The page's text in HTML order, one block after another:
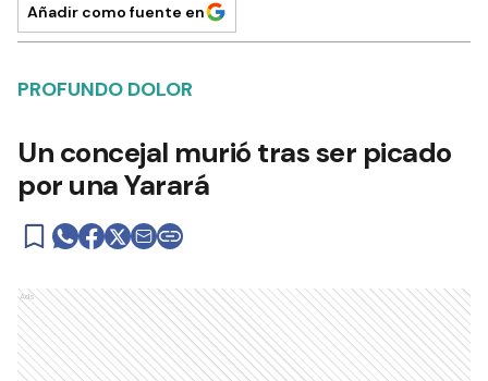
Añadir como fuente en
PROFUNDO DOLOR
Un concejal murió tras ser picado
por una Yarará
Ads